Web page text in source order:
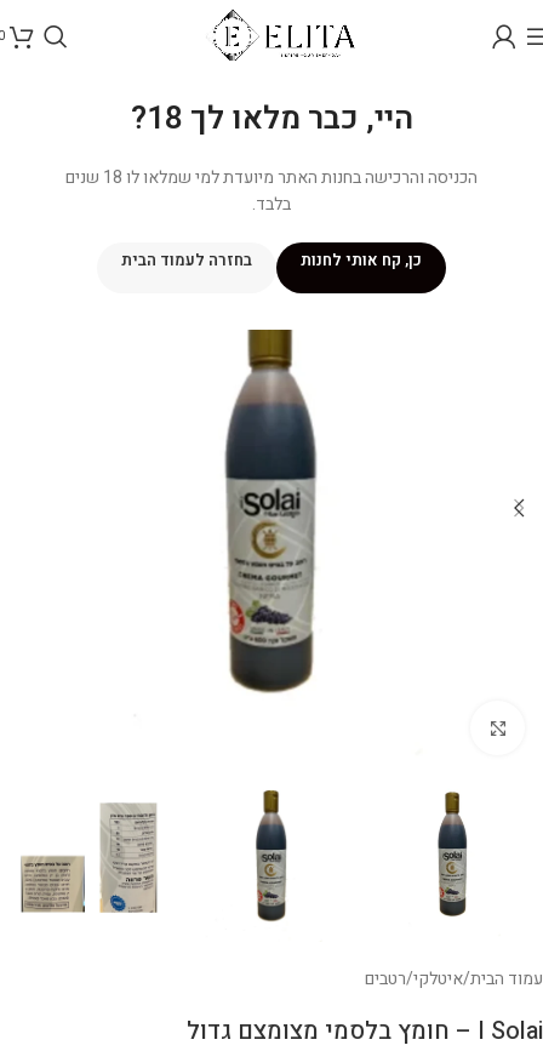
היי, כבר מלאו לך 18?
הכניסה והרכישה בחנות האתר מיועדת למי שמלאו לו 18 שנים
בלבד.
כן, קח אותי לחנות בחזרה לעמוד הבית
עמוד הבית/איטלקי/רטבים
I Solai – חומץ בלסמי מצומצם גדול